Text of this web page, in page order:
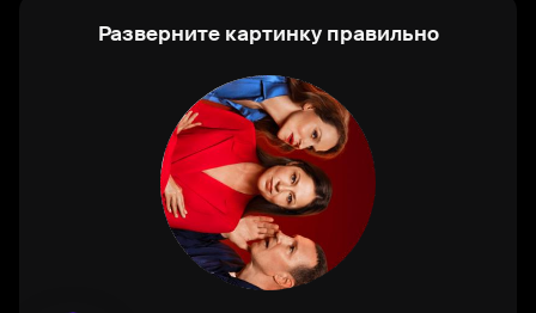
Разверните картинку правильно